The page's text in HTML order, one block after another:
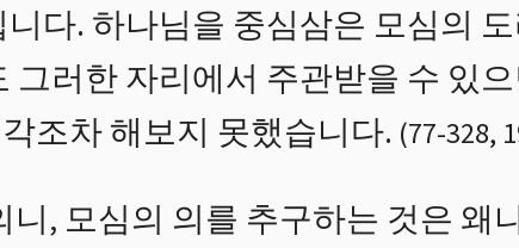
다. 하나님을 중심삼은 모심의
그러한 자리에서 주관받을 수 있
조차 해보지 못했습니다. (77-328,
, 모심의 의를 추구하는 것은 왜